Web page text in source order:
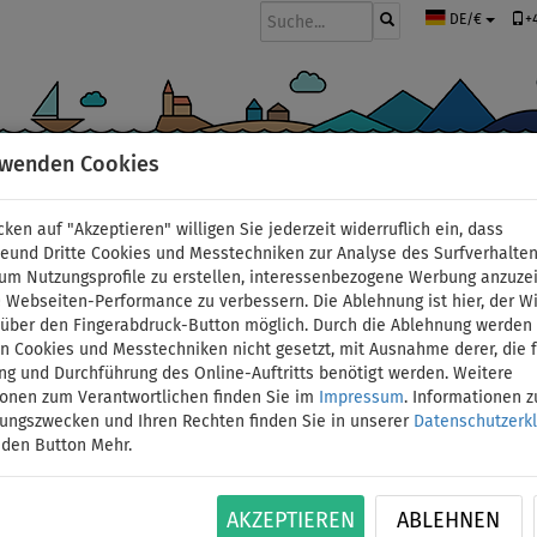
Cookies
auf "Akzeptieren" willigen Sie jederzeit widerruflich ein, dass
Dritte Cookies und Messtechniken zur Analyse des
Nutzungsprofile zu erstellen, interessenbezogene Werbung
Webseiten-Performance zu verbessern. Die Ablehnung ist hier, der
den Fingerabdruck-Button möglich. Durch die Ablehnung werden
Cookies und Messtechniken nicht gesetzt, mit Ausnahme derer, die
und Durchführung des Online-Auftritts benötigt werden. Weitere
zum Verantwortlichen finden Sie im
Impressum. Informationen
und Ihren Rechten finden Sie in unserer
Button Mehr.
AKZEPTIEREN ABLEHNEN
DE/€
Marke der französischen Firma MOOVING SARL, die eine stilvolle
den Markt gebracht hat. Zu diesem Unternehmen gehören auch